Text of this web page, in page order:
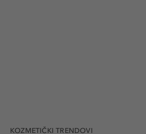
KOZMETIČKI TRENDOVI